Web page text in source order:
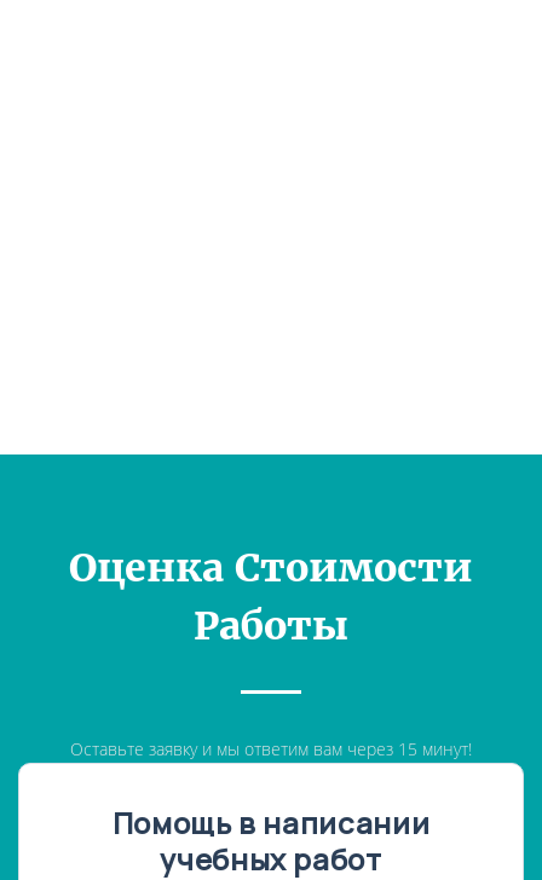
Оценка Стоимости
Работы
Оставьте заявку и мы ответим вам через 15 минут!
Помощь в написании
учебных работ